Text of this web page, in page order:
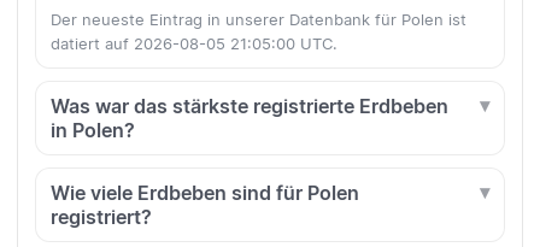
Der neueste Eintrag in unserer Datenbank für Polen ist
datiert auf 2026-08-05 21:05:00 UTC.
Was war das stärkste registrierte Erdbeben
in Polen?
Wie viele Erdbeben sind für Polen
registriert?